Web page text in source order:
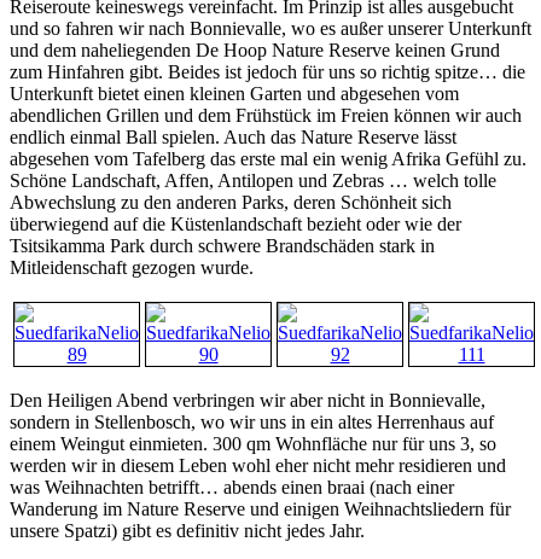
Reiseroute keineswegs vereinfacht. Im Prinzip ist alles ausgebucht
und so fahren wir nach Bonnievalle, wo es außer unserer Unterkunft
und dem naheliegenden De Hoop Nature Reserve keinen Grund
zum Hinfahren gibt. Beides ist jedoch für uns so richtig spitze… die
Unterkunft bietet einen kleinen Garten und abgesehen vom
abendlichen Grillen und dem Frühstück im Freien können wir auch
endlich einmal Ball spielen. Auch das Nature Reserve lässt
abgesehen vom Tafelberg das erste mal ein wenig Afrika Gefühl zu.
Schöne Landschaft, Affen, Antilopen und Zebras … welch tolle
Abwechslung zu den anderen Parks, deren Schönheit sich
überwiegend auf die Küstenlandschaft bezieht oder wie der
Tsitsikamma Park durch schwere Brandschäden stark in
Mitleidenschaft gezogen wurde.
Den Heiligen Abend verbringen wir aber nicht in Bonnievalle,
sondern in Stellenbosch, wo wir uns in ein altes Herrenhaus auf
einem Weingut einmieten. 300 qm Wohnfläche nur für uns 3, so
werden wir in diesem Leben wohl eher nicht mehr residieren und
was Weihnachten betrifft… abends einen braai (nach einer
Wanderung im Nature Reserve und einigen Weihnachtsliedern für
unsere Spatzi) gibt es definitiv nicht jedes Jahr.